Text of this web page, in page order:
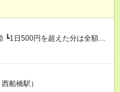
ります ★日払いOK！
現金GET♪ お仕事後はコンビニ
船橋駅）